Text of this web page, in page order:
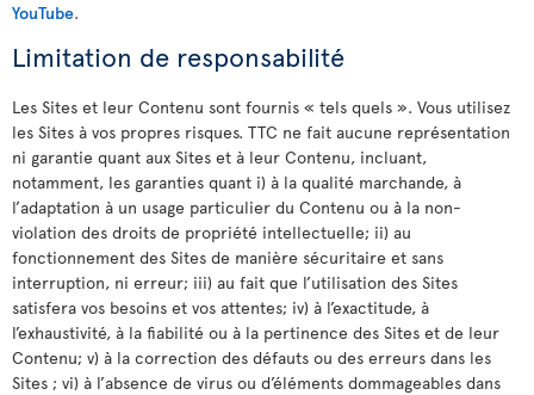
YouTube.
Limitation de responsabilité
Les Sites et leur Contenu sont fournis « tels quels ». Vous utilisez
les Sites à vos propres risques. TTC ne fait aucune représentation
ni garantie quant aux Sites et à leur Contenu, incluant,
notamment, les garanties quant i) à la qualité marchande, à
l’adaptation à un usage particulier du Contenu ou à la non-
violation des droits de propriété intellectuelle; ii) au
fonctionnement des Sites de manière sécuritaire et sans
interruption, ni erreur; iii) au fait que l’utilisation des Sites
satisfera vos besoins et vos attentes; iv) à l’exactitude, à
l’exhaustivité, à la fiabilité ou à la pertinence des Sites et de leur
Contenu; v) à la correction des défauts ou des erreurs dans les
Sites ; vi) à l’absence de virus ou d’éléments dommageables dans